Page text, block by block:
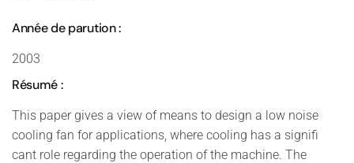
Année de parution :
2003
Résumé :
This paper gives a view of means to design a low noise
cooling fan for applications, where cooling has a signifi
cant role regarding the operation of the machine. The